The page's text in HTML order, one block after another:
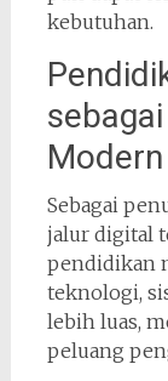
kebutuhan.
Modern
Sebagai
jalur digital
pendidikan
teknologi,
lebih luas,
peluang